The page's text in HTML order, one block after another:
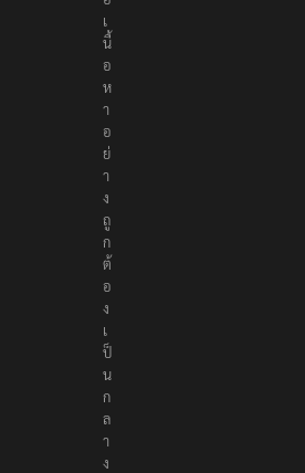
อ
เ
นื้
อ
ห
า
อ
ย่
า
ง
ถู
ก
ต้
อ
ง
เ
ป็
น
ก
ล
า